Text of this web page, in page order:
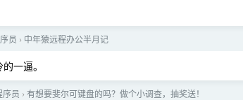
员 › 中年猿远程办公半月记
一逼。
序员 › 有想要斐尔可键盘的吗？做个小调查，抽奖送！